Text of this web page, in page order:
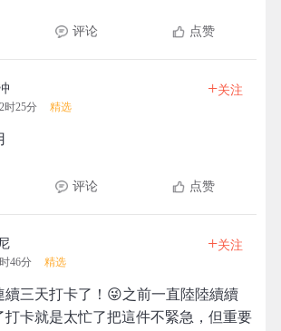
评论 点赞
时25分 精选
+关注
评论 点赞
46分 精选
+关注
續三天打卡了！😜之前一直陸陸續續
打卡就是太忙了把這件不緊急，但重要